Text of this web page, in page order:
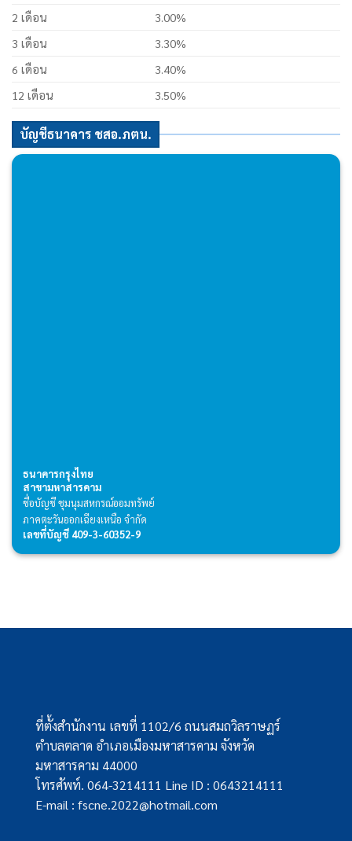
2 เดือน
3.00%
3 เดือน
3.30%
6 เดือน
3.40%
12 เดือน
3.50%
บัญชีธนาคาร ชสอ.ภตน.
ธนาคารกรุงไทย
สาขามหาสารคาม
ชื่อบัญชี ชุมนุมสหกรณ์ออมทรัพย์
ภาคตะวันออกเฉียงเหนือ จำกัด
เลขที่บัญชี 409-3-60352-9
ที่ตั้งสำนักงาน เลขที่ 1102/6 ถนนสมถวิลราษฏร์
ตำบลตลาด อำเภอเมืองมหาสารคาม จังหวัด
มหาสารคาม 44000
โทรศัพท์. 064-3214111 Line ID : 0643214111
E-mail : fscne.2022@hotmail.com